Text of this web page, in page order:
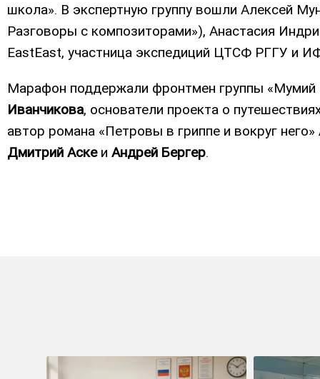
школа». В экспертную группу вошли Алексей
Разговоры с композиторами»), Анастасия
EastEast, участница экспедиций ЦТСФ РГГУ и
Марафон поддержали фронтмен группы
Иванчикова, основатели проекта о
автор романа «Петровы в гриппе и вокруг него»
Дмитрий Аске и Андрей Бергер.